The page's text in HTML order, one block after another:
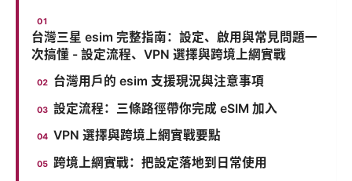
台灣三星 esim 完整指南：設定、啟用與常見問題一
次搞懂 - 設定流程、VPN 選擇與跨境上網實戰
台灣用戶的 esim 支援現況與注意事項
設定流程：三條路徑帶你完成 eSIM 加入
VPN 選擇與跨境上網實戰要點
跨境上網實戰：把設定落地到日常使用